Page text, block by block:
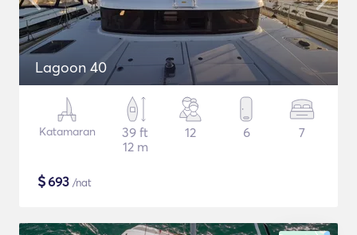
Lagoon 40
Katamaran
39 ft
12 m
12 6 7
$693 /nat